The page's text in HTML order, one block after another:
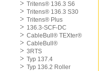
Tritens® 136.3 S6
Tritens® 136.3 S30
Tritens® Plus
136.3-SCF-DC
CableBull® TEXter®
CableBull®
3RTS
Typ 137.4
Typ 136.2 Roller